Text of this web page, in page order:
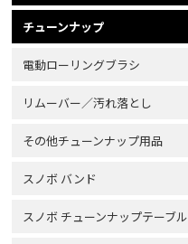
チューンナップ
電動ローリングブラシ
リムーバー／汚れ落とし
その他チューンナップ用品
スノボ バンド
スノボ チューンナップテーブル